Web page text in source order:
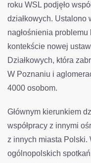
roku WSL podjęło
działkowych. Ustalono
nagłośnienia
kontekście nowej
Działkowych, która
W Poznaniu i
4000 osobom.
Głównym kierunkiem
współpracy z innymi
z innych miasta Polski.
ogólnopolskich